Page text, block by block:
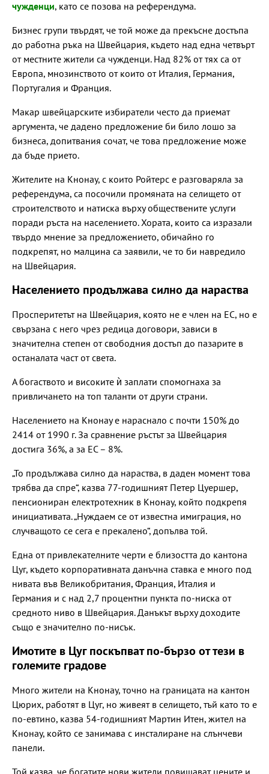
чужденци, като се позова на референдума.
Бизнес групи твърдят, че той може да прекъсне достъпа
до работна ръка на Швейцария, където над една четвърт
от местните жители са чужденци. Над 82% от тях са от
Европа, мнозинството от които от Италия, Германия,
Португалия и Франция.
Макар швейцарските избиратели често да приемат
аргумента, че дадено предложение би било лошо за
бизнеса, допитвания сочат, че това предложение може
да бъде прието.
Жителите на Кнонау, с които Ройтерс е разговаряла за
референдума, са посочили промяната на селището от
строителството и натиска върху обществените услуги
поради ръста на населението. Хората, които са изразали
твърдо мнение за предложението, обичайно го
подкрепят, но малцина са заявили, че то би навредило
на Швейцария.
Населението продължава силно да нараства
Просперитетът на Швейцария, която не е член на ЕС, но е
свързана с него чрез редица договори, зависи в
значителна степен от свободния достъп до пазарите в
останалата част от света.
А богаството и високите ѝ заплати спомогнаха за
привличането на топ таланти от други страни.
Населението на Кнонау е нараснало с почти 150% до
2414 от 1990 г. За сравнение ръстът за Швейцария
достига 36%, а за ЕС – 8%.
„То продължава силно да нараства, в даден момент това
трябва да спре“, казва 77-годишният Петер Цуершер,
пенсиониран електротехник в Кнонау, който подкрепя
инициативата. „Нуждаем се от известна имиграция, но
случващото се сега е прекалено“, допълва той.
Една от привлекателните черти е близостта до кантона
Цуг, където корпоративната данъчна ставка е много под
нивата във Великобритания, Франция, Италия и
Германия и с над 2,7 процентни пункта по-ниска от
средното ниво в Швейцария. Данъкът върху доходите
също е значително по-нисък.
Имотите в Цуг поскъпват по-бързо от тези в
големите градове
Много жители на Кнонау, точно на границата на кантон
Цюрих, работят в Цуг, но живеят в селището, тъй като то е
по-евтино, казва 54-годишният Мартин Итен, жител на
Кнонау, който се занимава с инсталиране на слънчеви
панели.